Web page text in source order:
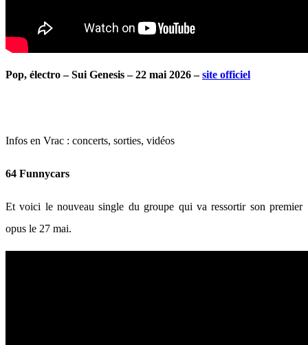
Pop, électro – Sui Genesis – 22 mai 2026 –site officiel
Infos en Vrac : concerts, sorties, vidéos
64 Funnycars
Et voici le nouveau single du groupe qui va ressortir son premier
opus le 27 mai.